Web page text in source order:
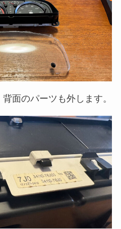
面のパーツも外します。